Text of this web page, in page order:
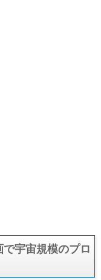
宇宙規模のプロ